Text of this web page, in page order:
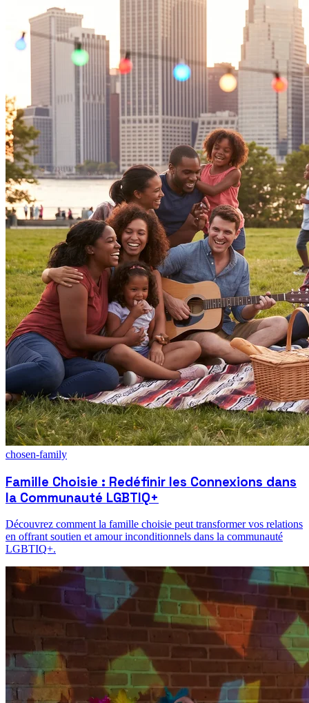
chosen-family
Famille Choisie : Redéfinir les Connexions dans
la Communauté LGBTIQ+
Découvrez comment la famille choisie peut transformer vos relations
en offrant soutien et amour inconditionnels dans la communauté
LGBTIQ+.